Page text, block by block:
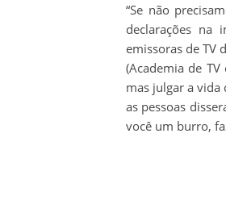
“Se não
declarações na
emissoras de TV
(Academia de
mas julgar a vida
as pessoas
você um burro,